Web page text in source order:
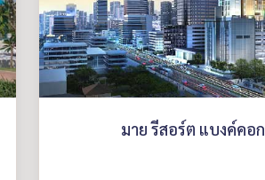
มาย รีสอร์ต แบงค์คอก